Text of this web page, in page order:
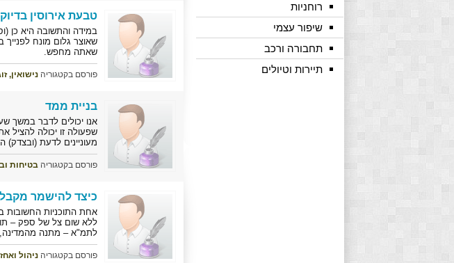
רוחניות
שיפור עצמי
תחבורה ורכב
תיירות וטיולים
טבעת אירוסין
במידה והתשובה היא כן
שאוצר גלום מונח
שאתה מחפש.
פורסם בקטגוריהנישואין,
בניית ממד
אנו יכולים לדבר במשך
שפעולה זו יכולה להציל
מעוניינים לדעת
פורסם בקטגוריהבטיחות
כיצד להישמר
אחת התוכניות החשובות
לתמ"א – מתנה
פורסם בקטגוריהניהול